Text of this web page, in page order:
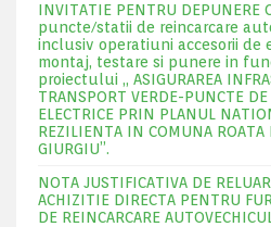
INVITATIE PENTRU DEPUNERE
puncte/statii de reincarcare
inclusiv operatiuni accesorii de
montaj, testare si punere in
proiectului „ ASIGURAREA
TRANSPORT VERDE-PUNCTE DE
ELECTRICE PRIN PLANUL
REZILIENTA IN COMUNA ROATA
GIURGIU”.
NOTA JUSTIFICATIVA DE
ACHIZITIE DIRECTA PENTRU
DE REINCARCARE